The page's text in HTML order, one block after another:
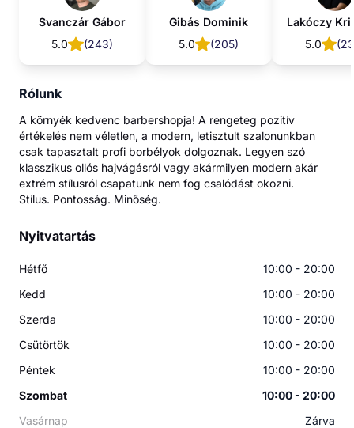
Svanczár Gábor
5.0
(243)
Gibás Dominik
5.0
(205)
Lakóczy
5.0
(
Rólunk
A környék kedvenc barbershopja! A rengeteg pozitív
értékelés nem véletlen, a modern, letisztult szalonunkban
csak tapasztalt profi borbélyok dolgoznak. Legyen szó
klasszikus ollós hajvágásról vagy akármilyen modern akár
extrém stílusról csapatunk nem fog csalódást okozni.
Stílus. Pontosság. Minőség.
Nyitvatartás
Hétfő
10:00 - 20:00
Kedd
10:00 - 20:00
Szerda
10:00 - 20:00
Csütörtök
10:00 - 20:00
Péntek
10:00 - 20:00
Szombat
10:00 - 20:00
Vasárnap
Zárva